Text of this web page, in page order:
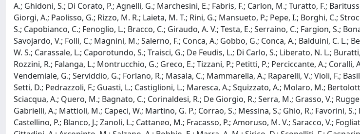
A.; Ghidoni, S.; Di Corato, P.; Agnelli, G.; Marchesini, E.; Fabris, F.; Carlon, M.; Turatto, F.;
Giorgi, A.; Paolisso, G.; Rizzo, M. R.; Laieta, M. T.; Rini, G.; Mansueto, P.; Pepe, I.; Borghi, C.;
S.; Capobianco, C.; Fenoglio, L.; Bracco, C.; Giraudo, A. V.; Testa, E.; Serraino, C.; Fargion, S.;
Savojardo, V.; Folli, C.; Magnini, M.; Salerno, F.; Conca, A.; Gobbo, G.; Conca, A.; Balduini, C.
W. S.; Carassale, L.; Caporotundo, S.; Traisci, G.; De Feudis, L.; Di Carlo, S.; Liberato, N. L.;
Rozzini, R.; Falanga, L.; Montrucchio, G.; Greco, E.; Tizzani, P.; Petitti, P.; Perciccante, A.;
Vendemiale, G.; Serviddio, G.; Forlano, R.; Masala, C.; Mammarella, A.; Raparelli, V.; Violi, F.;
Setti, D.; Pedrazzoli, F.; Guasti, L.; Castiglioni, L.; Maresca, A.; Squizzato, A.; Molaro, M.;
Sciacqua, A.; Quero, M.; Bagnato, C.; Corinaldesi, R.; De Giorgio, R.; Serra, M.; Grasso, V.;
Gabrielli, A.; Mattioli, M.; Capeci, W.; Martino, G. P.; Corrao, S.; Messina, S.; Ghio, R.; Favorini,
Castellino, P.; Blanco, J.; Zanoli, L.; Cattaneo, M.; Fracasso, P.; Amoruso, M. V.; Saracco, V.;